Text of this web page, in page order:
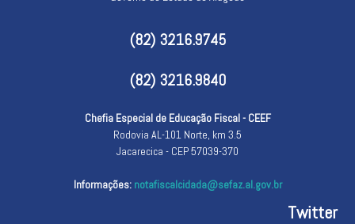
(82) 3216.9745
(82) 3216.9840
Chefia Especial de Educação Fiscal - CEEF
Rodovia AL-101 Norte, km 3.5
Jacarecica - CEP 57039-370
Informações: notafiscalcidada@sefaz.al.gov.br
Twitter